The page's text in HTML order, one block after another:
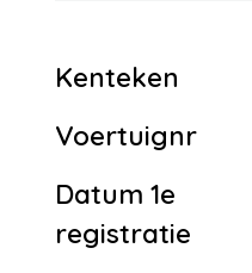
Kenteken
Voertuignr
Datum 1e
registratie